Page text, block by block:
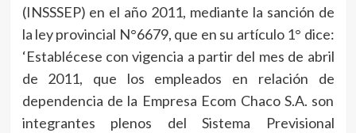
(INSSSEP) en el año 2011, mediante la sanción de
la ley provincial N°6679, que en su artículo 1° dice:
‘Establécese con vigencia a partir del mes de abril
de 2011, que los empleados en relación de
dependencia de la Empresa Ecom Chaco S.A. son
integrantes plenos del Sistema Previsional